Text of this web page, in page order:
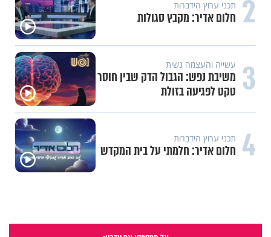
2 תכני ערוץ הידברות
חלום אדיר: מקבץ סגולות
3 עשייה והעצמה נשית
משיבת נפש: הגבול הדק שבין חוסר
טקט לפגיעה בזולת
4 תכני ערוץ הידברות
חלום אדיר: חלמתי על בית המקדש